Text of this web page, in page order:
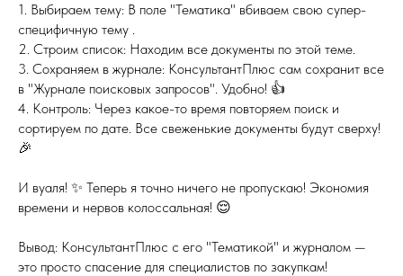
1. Выбираем тему: В поле "Тематика" вбиваем свою супер-
специфичную тему .
2. Строим список: Находим все документы по этой теме.
3. Сохраняем в журнале: КонсультантПлюс сам сохранит все
в "Журнале поисковых запросов". Удобно! 👍
4. Контроль: Через какое-то время повторяем поиск и
сортируем по дате. Все свеженькие документы будут сверху!
🎉
И вуаля! ✨ Теперь я точно ничего не пропускаю! Экономия
времени и нервов колоссальная! 😌
Вывод: КонсультантПлюс с его "Тематикой" и журналом —
это просто спасение для специалистов по закупкам!